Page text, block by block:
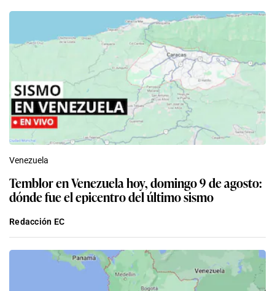
Venezuela
Temblor en Venezuela hoy, domingo 9 de agosto:
dónde fue el epicentro del último sismo
Redacción EC